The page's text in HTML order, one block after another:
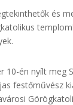
és
10-én nyílt meg
festőművész